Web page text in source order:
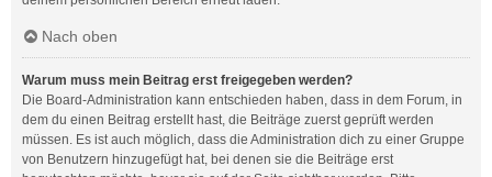
Nach oben
Warum muss mein Beitrag erst freigegeben werden?
Die Board-Administration kann entschieden haben, dass in dem Forum, in
dem du einen Beitrag erstellt hast, die Beiträge zuerst geprüft werden
müssen. Es ist auch möglich, dass die Administration dich zu einer Gruppe
von Benutzern hinzugefügt hat, bei denen sie die Beiträge erst